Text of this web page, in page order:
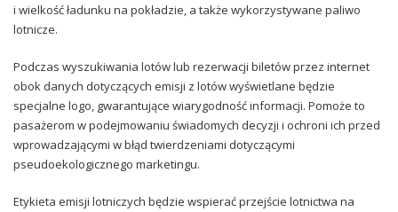
i wielkość ładunku na pokładzie, a także wykorzystywane paliwo
lotnicze.
Podczas wyszukiwania lotów lub rezerwacji biletów przez internet
obok danych dotyczących emisji z lotów wyświetlane będzie
specjalne logo, gwarantujące wiarygodność informacji. Pomoże to
pasażerom w podejmowaniu świadomych decyzji i ochroni ich przed
wprowadzającymi w błąd twierdzeniami dotyczącymi
pseudoekologicznego marketingu.
Etykieta emisji lotniczych będzie wspierać przejście lotnictwa na